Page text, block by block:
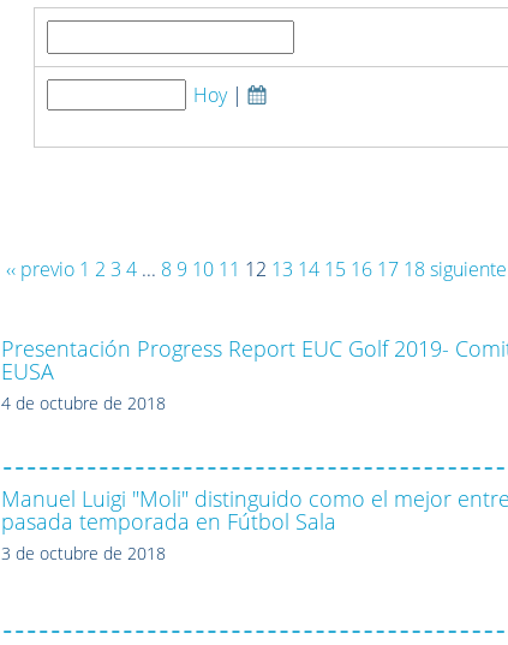
Hoy|
‹‹ previo 1 2 3 4 ... 8 9 10 11 12 13 14 15 16 17 18siguiente
Presentación Progress Report EUC Golf 2019-
EUSA
4 de octubre de 2018
Manuel Luigi "Moli" distinguido como el mejor
pasada temporada en Fútbol Sala
3 de octubre de 2018